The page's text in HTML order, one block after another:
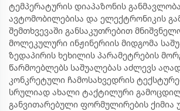
ტემპერატურის დიაპაზონის
ავტომობილებისა და ელექტრონიკის
შემთხვევაში განსაკუთრებით
მოლეკულური ინჟინერიის მიდგომა
ზედაპირის ხეხილის პარამეტრების
წარმოებლებს საშუალებას აძლევს
კონკრეტული ჩამოსახვედრის
სრულიად ახალი ტაქტილური
განვითარებული ფორმულირების ქიმია